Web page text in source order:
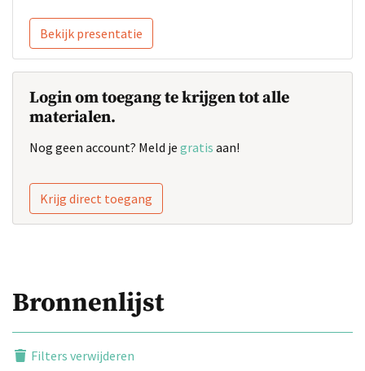
Bekijk presentatie
Login om toegang te krijgen tot alle
materialen.
Nog geen account? Meld je gratis aan!
Krijg direct toegang
Bronnenlijst
Filters verwijderen